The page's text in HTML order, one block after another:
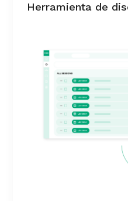
Herramienta de